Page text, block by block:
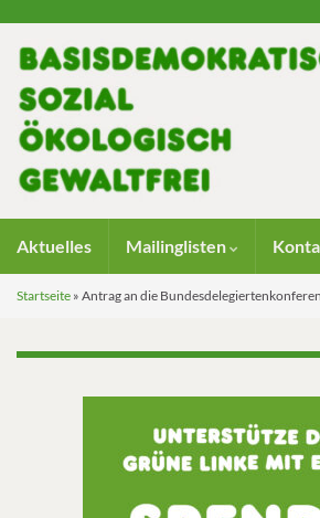
Aktuelles Mailinglisten
Startseite » Antrag an die